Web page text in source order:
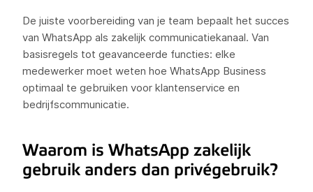
De juiste voorbereiding van je team bepaalt het succes
van WhatsApp als zakelijk communicatiekanaal. Van
basisregels tot geavanceerde functies: elke
medewerker moet weten hoe WhatsApp Business
optimaal te gebruiken voor klantenservice en
bedrijfscommunicatie.
Waarom is WhatsApp zakelijk
gebruik anders dan privégebruik?